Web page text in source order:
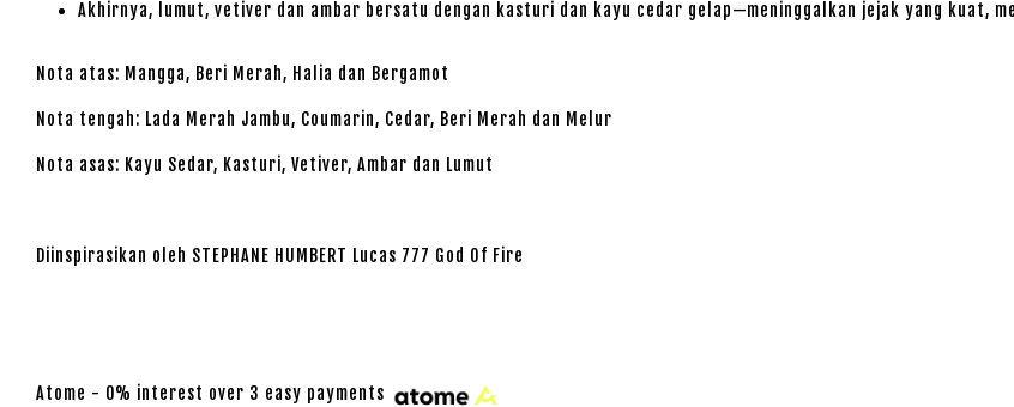
Akhirnya, lumut, vetiver dan ambar bersatu dengan kasturi dan kayu cedar gelap—meninggalkan jejak yang kuat,
Nota atas: Mangga, Beri Merah, Halia dan Bergamot
Nota tengah: Lada Merah Jambu, Coumarin, Cedar, Beri Merah dan Melur
Nota asas: Kayu Sedar, Kasturi, Vetiver, Ambar dan Lumut
Diinspirasikan oleh STEPHANE HUMBERT Lucas 777 God Of Fire
Atome - 0% interest over 3 easy payments